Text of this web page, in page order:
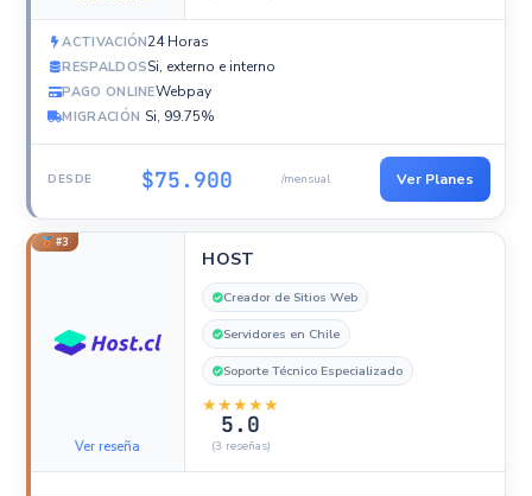
ACTIVACIÓN24 Horas
RESPALDOSSi, externo e interno
PAGO ONLINEWebpay
MIGRACIÓN Si, 99.75%
DESDE $75.900 /mensual Ver Planes
#3
Ver reseña
HOST
Creador de Sitios Web
Servidores en Chile
Soporte Técnico Especializado
★★★★★
5.0
(3 reseñas)